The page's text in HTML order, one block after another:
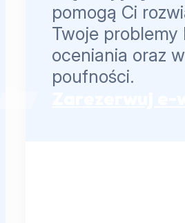
pomogą Ci
Twoje problemy
oceniania oraz
poufności.